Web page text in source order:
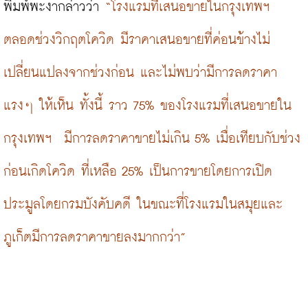
พิมพ์พะงากล่าวว่า “โรงแรมที่เสนอขายในกรุงเทพฯ
ตลอดช่วงวิกฤตโควิด มีราคาเสนอขายที่ค่อนข้างไม่
เปลี่ยนแปลงจากช่วงก่อน และไม่พบว่ามีการลดราคา
แรงๆ ให้เห็น ทั้งนี้ ราว 75% ของโรงแรมที่เสนอขายใน
กรุงเทพฯ  มีการลดราคาขายไม่เกิน 5% เมื่อเทียบกับช่วง
ก่อนเกิดโควิด ที่เหลือ 25% เป็นการขายโดยการเปิด
ประมูลโดยกรมบังคับคดี ในขณะที่โรงแรมในสมุยและ
ภูเก็ตมีการลดราคาขายลงมากกว่า”